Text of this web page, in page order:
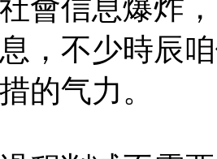
會信息爆炸
，不少時辰
的气力。